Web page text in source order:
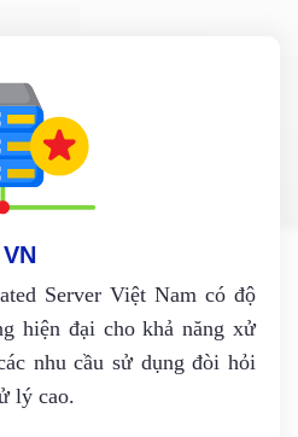
Server Việt Nam có độ
hiện đại cho khả năng xử
nhu cầu sử dụng đòi hỏi
lý cao.